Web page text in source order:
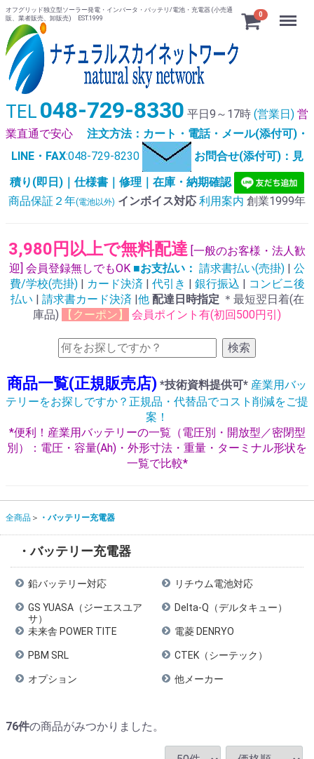
オフグリッド独立型ソーラー発電・インバータ・バッテリ/電池・充電器 (小売通
販、業者販売、卸販売) EST.1999
0 Menu
TEL 048-729-8330 平日9～17時 (営業日) 営
業直通で安心
注文方法：カート・電話・メール(添付可)・
LINE・FAX:048-729-8230
お問合せ(添付可)：見
積り(即日)｜仕様書｜修理｜在庫・納期確認
商品保証２年(電池以外) インボイス対応 利用案内 創業1999年
3,980円以上で無料配達 [一般のお客様・法人歓
迎] 会員登録無しでもOK ■お支払い： 請求書払い(売掛) | 公
費/学校(売掛) | カード決済 | 代引き | 銀行振込 | コンビニ後
払い | 請求書カード決済 |他 配達日時指定 ＊最短翌日着(在
庫品)
【クーポン】 会員ポイント有(初回500円引)
検索
商品一覧(正規販売店) *技術資料提供可* 産業用バッ
テリーをお探しですか？正規品・代替品でコスト削減をご提
案！
*便利！産業用バッテリーの一覧（電圧別・開放型／密閉型
別）：電圧・容量(Ah)・外形寸法・重量・ターミナル形状を
一覧で比較*
全商品 ・バッテリー充電器
・バッテリー充電器
鉛バッテリー対応 リチウム電池対応
GS YUASA（ジーエスユア
サ）
Delta-Q（デルタキュー）
未来舎 POWER TITE 電菱 DENRYO
PBM SRL CTEK（シーテック）
オプション 他メーカー
76件の商品がみつかりました。